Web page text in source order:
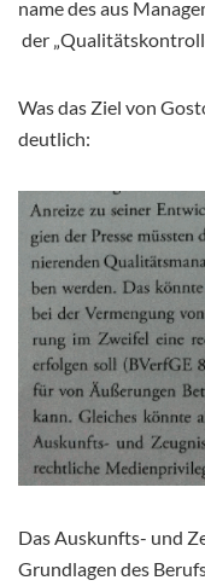
name des aus
der
Was das Ziel von
deutlich:
Das Auskunfts- und
Grundlagen des